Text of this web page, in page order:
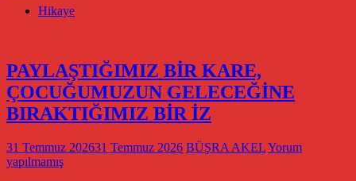
Hikaye
PAYLAŞTIĞIMIZ BİR KARE,
ÇOCUĞUMUZUN GELECEĞİNE
BIRAKTIĞIMIZ BİR İZ
31 Temmuz 202631 Temmuz 2026 BÜŞRA AKELYorum
yapılmamış